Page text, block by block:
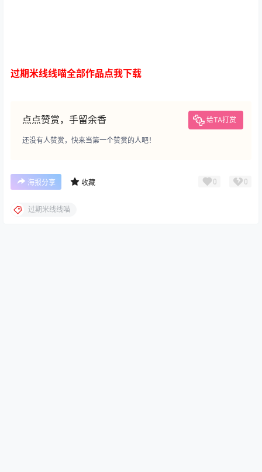
过期米线线喵全部作品点我下载
点点赞赏，手留余香 给TA打赏
还没有人赞赏，快来当第一个赞赏的人吧！
海报分享 收藏 0 0
过期米线线喵